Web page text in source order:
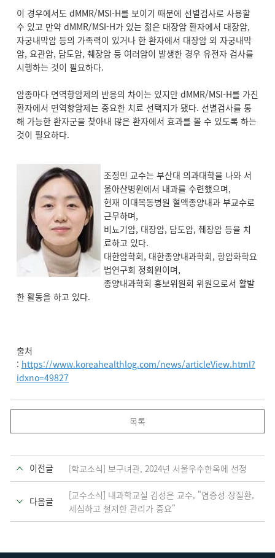
이 경우에서도 dMMR/MSI-H를 보이기 때문에 선별검사로 사용할
수 있고 만약 dMMR/MSI-H가 있는 젊은 대장암 환자에서 대장암,
자궁내막암 등의 가족력이 있거나 한 환자에서 대장암 외 자궁내막
암, 요관암, 담도암, 췌장암 등 여러암이 발생한 경우 유전자 검사를
시행하는 것이 필요하다.
암종마다 면역항암제의 반응의 차이는 있지만 dMMR/MSI-H를 가진
환자에서 면역항암제는 중요한 치료 선택지가 됐다. 선별검사를 통
해 가능한 환자군을 찾아내 많은 환자에서 효과를 볼 수 있도록 하는
것이 필요하다.
조정민 교수는 부산대 의과대학을 나와 서
울아산병원에서 내과를 수련했으며,
현재 이대목동병원 혈액종양내과 부교수로
근무하며,
비뇨기암, 대장암, 담도암, 췌장암 등을 치
료하고 있다.
대한암학회, 대한종양내과학회, 항암화학요
법연구회 정회원이며,
종양내과학회 홍보위원회 위원으로서 활발
한 활동을 하고 있다.
출처
: https://www.koreahealthlog.com/news/articleView.html?
idxno=49827
목록
이전글 [학교소식] 보구녀관, 2024년 서울우수한옥에 선정
다음글
[교수소식] 내과학교실 김성은 교수, "염증성 장질환,
세심하고 철저한 관리가 중요"